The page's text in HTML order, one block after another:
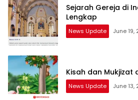
Sejarah Gereja di
Lengkap
News Update June 19,
Kisah dan Mukjizat
News Update June 13,